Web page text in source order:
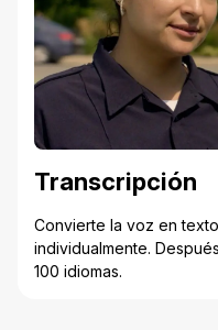
Transcripción
Convierte la voz en
individualmente.
100 idiomas.